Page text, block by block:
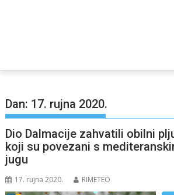
Dan: 17. rujna 2020.
Dio Dalmacije zahvatili obilni
koji su povezani s
jugu
17. rujna 2020. RIMETEO